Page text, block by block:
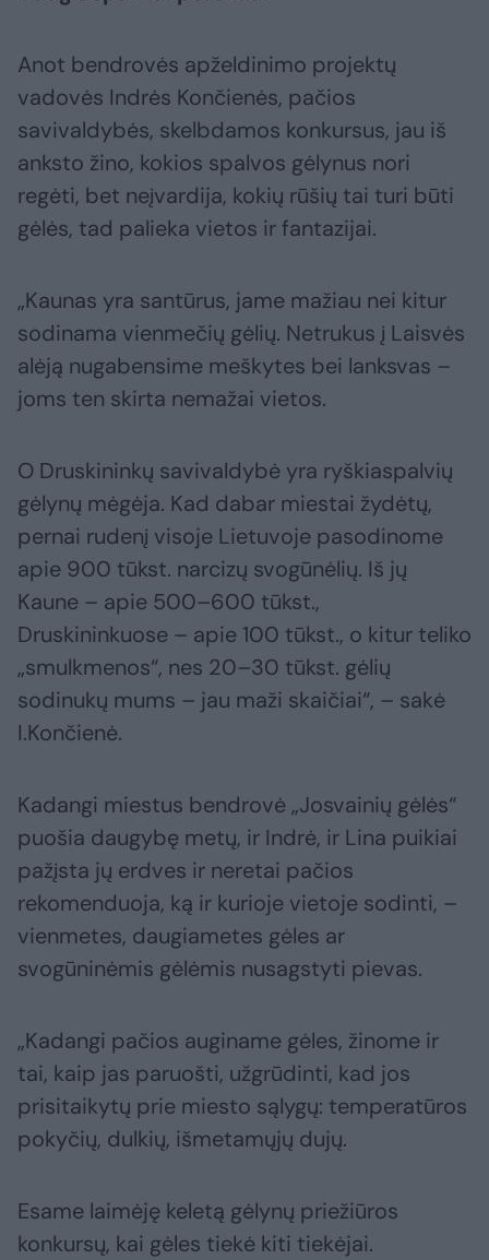
Anot bendrovės apželdinimo projektų
vadovės Indrės Končienės, pačios
savivaldybės, skelbdamos konkursus, jau iš
anksto žino, kokios spalvos gėlynus nori
regėti, bet neįvardija, kokių rūšių tai turi būti
gėlės, tad palieka vietos ir fantazijai.
„Kaunas yra santūrus, jame mažiau nei kitur
sodinama vienmečių gėlių. Netrukus į Laisvės
alėją nugabensime meškytes bei lanksvas –
joms ten skirta nemažai vietos.
O Druskininkų savivaldybė yra ryškiaspalvių
gėlynų mėgėja. Kad dabar miestai žydėtų,
pernai rudenį visoje Lietuvoje pasodinome
apie 900 tūkst. narcizų svogūnėlių. Iš jų
Kaune – apie 500–600 tūkst.,
Druskininkuose – apie 100 tūkst., o kitur teliko
„smulkmenos“, nes 20–30 tūkst. gėlių
sodinukų mums – jau maži skaičiai“, – sakė
I.Končienė.
Kadangi miestus bendrovė „Josvainių gėlės“
puošia daugybę metų, ir Indrė, ir Lina puikiai
pažįsta jų erdves ir neretai pačios
rekomenduoja, ką ir kurioje vietoje sodinti, –
vienmetes, daugiametes gėles ar
svogūninėmis gėlėmis nusagstyti pievas.
„Kadangi pačios auginame gėles, žinome ir
tai, kaip jas paruošti, užgrūdinti, kad jos
prisitaikytų prie miesto sąlygų: temperatūros
pokyčių, dulkių, išmetamųjų dujų.
Esame laimėję keletą gėlynų priežiūros
konkursų, kai gėles tiekė kiti tiekėjai.